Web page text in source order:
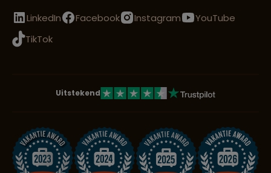
LinkedIn
Facebook Instagram
YouTube
TikTok
Uitstekend